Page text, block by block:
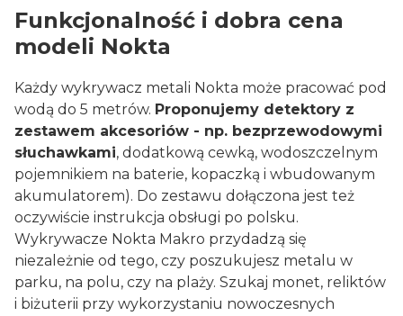
Funkcjonalność i dobra cena
modeli Nokta
Każdy wykrywacz metali Nokta może pracować pod
wodą do 5 metrów. Proponujemy detektory z
zestawem akcesoriów - np. bezprzewodowymi
słuchawkami, dodatkową cewką, wodoszczelnym
pojemnikiem na baterie, kopaczką i wbudowanym
akumulatorem). Do zestawu dołączona jest też
oczywiście instrukcja obsługi po polsku.
Wykrywacze Nokta Makro przydadzą się
niezależnie od tego, czy poszukujesz metalu w
parku, na polu, czy na plaży. Szukaj monet, reliktów
i biżuterii przy wykorzystaniu nowoczesnych